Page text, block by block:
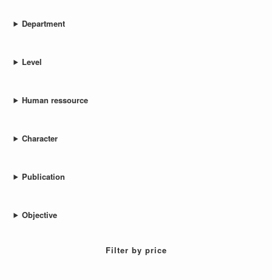
Department
Level
Human ressource
Character
Publication
Objective
Filter by price